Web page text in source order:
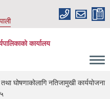
कार्यालय
घोषणाकोलागि नतिजामुखी कार्ययोजना